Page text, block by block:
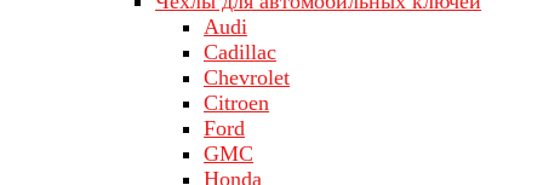
Audi
Cadillac
Chevrolet
Citroen
Ford
GMC
Honda